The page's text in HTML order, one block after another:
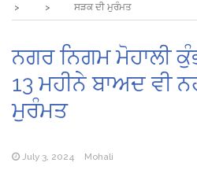
ਸੜਕ ਦੀ ਮੁਰੰਮਤ
ਨਗਰ ਨਿਗਮ ਮੋਹਾਲੀ
13 ਮਹੀਨੇ ਬਾਅਦ ਵੀ
ਮੁਰੰਮਤ
July 3, 2024 Mohali